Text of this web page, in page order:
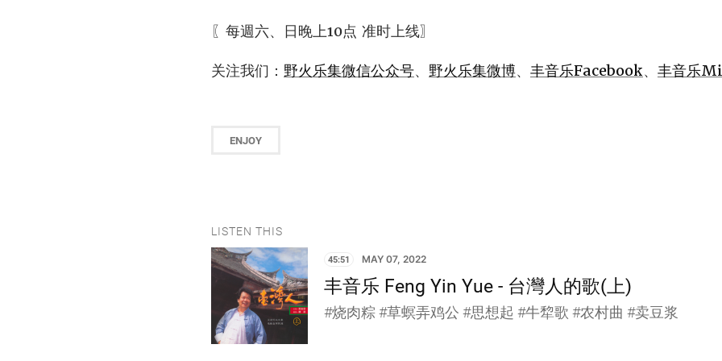
〖每週六、日晚上10点 准时上线〗
关注我们： 野火乐集微信公众号、 野火乐集微博、 丰音乐Facebook、 丰音乐
ENJOY
LISTEN THIS
45:51 MAY 07, 2022
丰音乐 Feng Yin Yue - 台灣人的歌(上)
#烧肉粽 #草螟弄鸡公 #思想起 #牛犂歌 #农村曲 #卖豆浆